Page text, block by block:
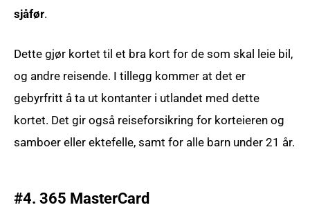
sjåfør.
Dette gjør kortet til et bra kort for de som skal leie bil,
og andre reisende. I tillegg kommer at det er
gebyrfritt å ta ut kontanter i utlandet med dette
kortet. Det gir også reiseforsikring for korteieren og
samboer eller ektefelle, samt for alle barn under 21 år.
#4. 365 MasterCard